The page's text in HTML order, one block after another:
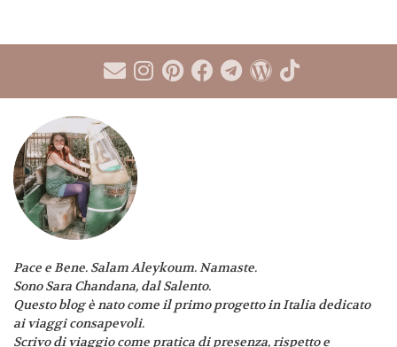
Pace e Bene. Salam Aleykoum. Namaste.
Sono Sara Chandana, dal Salento.
Questo blog è nato come il primo progetto in Italia dedicato
ai viaggi consapevoli.
Scrivo di viaggio come pratica di presenza, rispetto e